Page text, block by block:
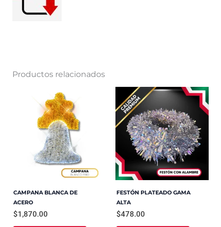
Productos relacionados
CAMPANA BLANCA DE
ACERO
$1,870.00
FESTÓN PLATEADO GAMA
ALTA
$478.00